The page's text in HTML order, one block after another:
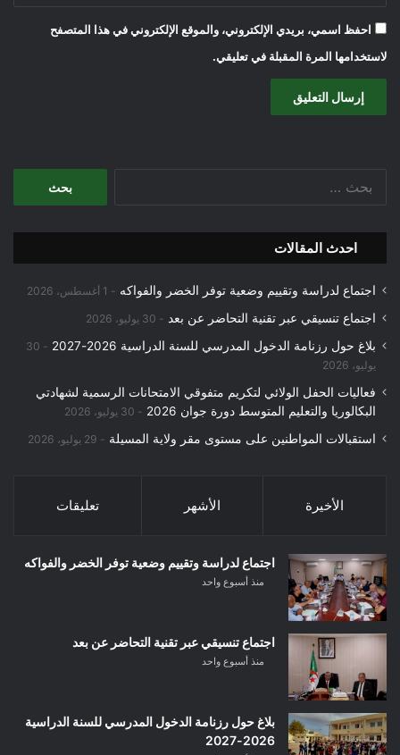
احفظ اسمي، بريدي الإلكتروني، والموقع الإلكتروني في هذا المتصفح
لاستخدامها المرة المقبلة في تعليقي.
احدث المقالات
اجتماع لدراسة وتقييم وضعية توفر الخضر والفواكه 1 أغسطس، 2026
اجتماع تنسيقي عبر تقنية التحاضر عن بعد 30 يوليو، 2026
بلاغ حول رزنامة الدخول المدرسي للسنة الدراسية 2026-2027
30
يوليو، 2026
فعاليات الحفل الولائي لتكريم متفوقي الامتحانات الرسمية لشهادتي
البكالوريا والتعليم المتوسط دورة جوان 2026
30 يوليو، 2026
استقبالات المواطنين على مستوى مقر ولاية المسيلة 29 يوليو، 2026
الأخيرة الأشهر تعليقات
اجتماع لدراسة وتقييم وضعية توفر الخضر والفواكه
منذ أسبوع واحد
اجتماع تنسيقي عبر تقنية التحاضر عن بعد
منذ أسبوع واحد
بلاغ حول رزنامة الدخول المدرسي للسنة الدراسية
2026-2027